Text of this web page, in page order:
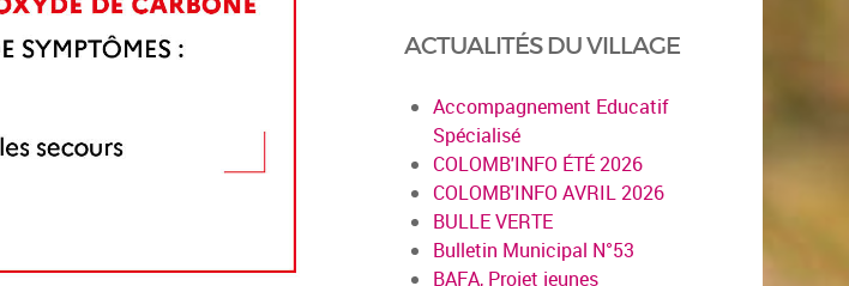
ACTUALITÉS DU VILLAGE
Accompagnement Educatif
Spécialisé
COLOMB'INFO ÉTÉ 2026
COLOMB'INFO AVRIL 2026
BULLE VERTE
Bulletin Municipal N°53
BAFA, Projet jeunes